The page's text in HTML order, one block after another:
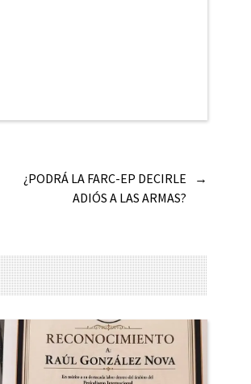
→
¿PODRÁ LA FARC-EP DECIRLE
ADIÓS A LAS ARMAS?